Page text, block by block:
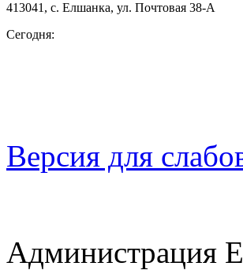
413041, с. Елшанка, ул. Почтовая 38-А
Сегодня:
Версия для
Администрация